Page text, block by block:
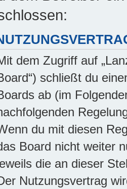
dem Zugriff auf
schließt du
ab (im
du mit diesen
Board nicht weiter
die an dieser
Nutzungsvertrag